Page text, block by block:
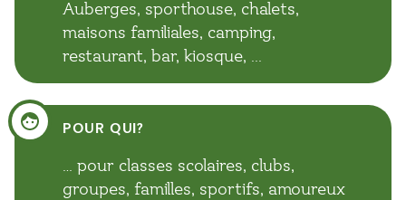
Auberges, sporthouse, chalets,
maisons familiales, camping,
restaurant, bar, kiosque, ...
POUR QUI?
… pour classes scolaires, clubs,
groupes, familles, sportifs, amoureux